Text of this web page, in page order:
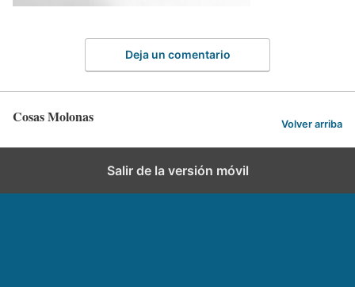
Deja un comentario
Cosas Molonas Volver arriba
Salir de la versión móvil